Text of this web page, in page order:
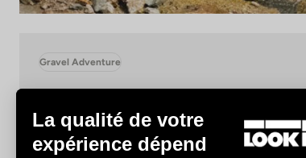
Gravel Adventure
La qualité de votre
expérience dépend